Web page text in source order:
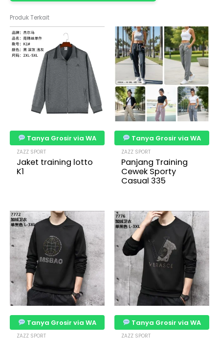
Produk Terkait
Tanya Grosir via WA
ZAZZ SPORT
Jaket training lotto
K1
Tanya Grosir via WA
ZAZZ SPORT
Panjang Training
Cewek Sporty
Casual 335
Tanya Grosir via WA
ZAZZ SPORT
Tanya Grosir via WA
ZAZZ SPORT